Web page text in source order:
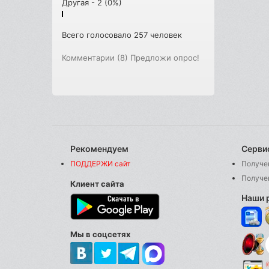
Другая - 2 (0%)
Всего голосовало 257 человек
Комментарии (8) Предложи опрос!
Рекомендуем
ПОДДЕРЖИ сайт
Клиент сайта
Мы в соцсетях
Наши